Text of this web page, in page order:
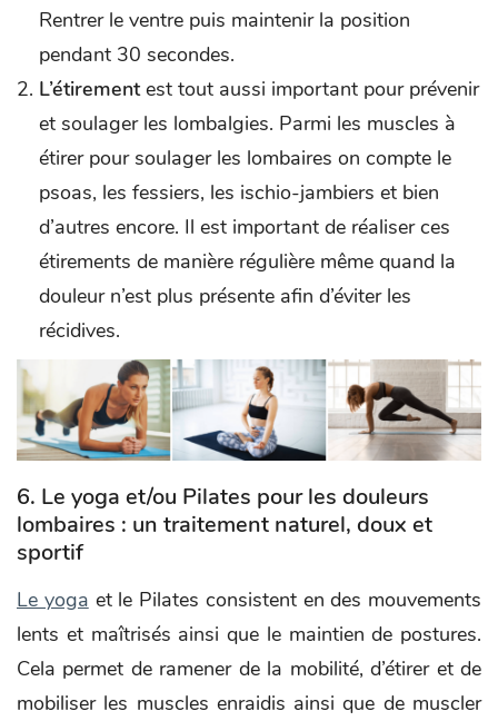
Rentrer le ventre puis maintenir la position
pendant 30 secondes.
L’étirementest tout aussi important pour prévenir
et soulager les lombalgies. Parmi les muscles à
étirer pour soulager les lombaires on compte le
psoas, les fessiers, les ischio-jambiers et bien
d’autres encore. Il est important de réaliser ces
étirements de manière régulière même quand la
douleur n’est plus présente afin d’éviter les
récidives.
6. Le yoga et/ou Pilates pour les douleurs
lombaires : un traitement naturel, doux et
sportif
Le yoga et le Pilates consistent en des mouvements
lents et maîtrisés ainsi que le maintien de postures.
Cela permet de ramener de la mobilité, d’étirer et de
mobiliser les muscles enraidis ainsi que de muscler